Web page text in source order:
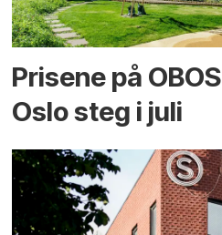
Prisene på
Oslo steg i juli